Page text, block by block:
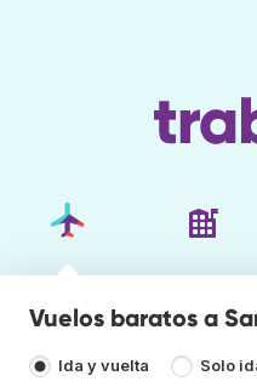
Vuelos baratos a
Ida y vuelta Solo